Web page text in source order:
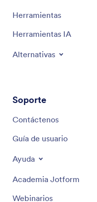
Herramientas
Herramientas IA
Alternativas
Soporte
Contáctenos
Guía de usuario
Ayuda
Academia Jotform
Webinarios